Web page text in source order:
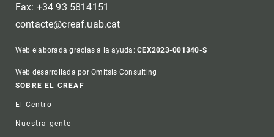
Fax: +34 93 5814151
contacte@creaf.uab.cat
Web elaborada gracias a la ayuda:CEX2023-001340-S
Web desarrollada por Omitsis Consulting
Footer
SOBRE EL CREAF
El Centro
Nuestra gente